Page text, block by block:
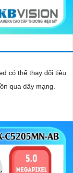
có thể thay đổi tiêu
qua dây mạng.